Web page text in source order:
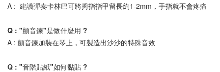
A :  建議彈奏卡林巴可將拇指指甲留長約1-2mm，手指就不會疼痛
Q : "顫音鍊"是做什麼用 ?
A : 顫音鍊加裝在琴上，可製造出沙沙的特殊音效
Q : "音階貼紙"如何黏貼 ?